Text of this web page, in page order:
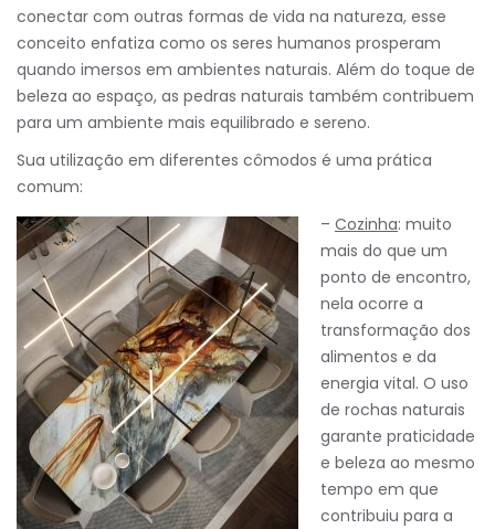
conectar com outras formas de vida na natureza, esse
conceito enfatiza como os seres humanos prosperam
quando imersos em ambientes naturais. Além do toque de
beleza ao espaço, as pedras naturais também contribuem
para um ambiente mais equilibrado e sereno.
Sua utilização em diferentes cômodos é uma prática
comum:
– Cozinha: muito
mais do que um
ponto de encontro,
nela ocorre a
transformação dos
alimentos e da
energia vital. O uso
de rochas naturais
garante praticidade
e beleza ao mesmo
tempo em que
contribuiu para a